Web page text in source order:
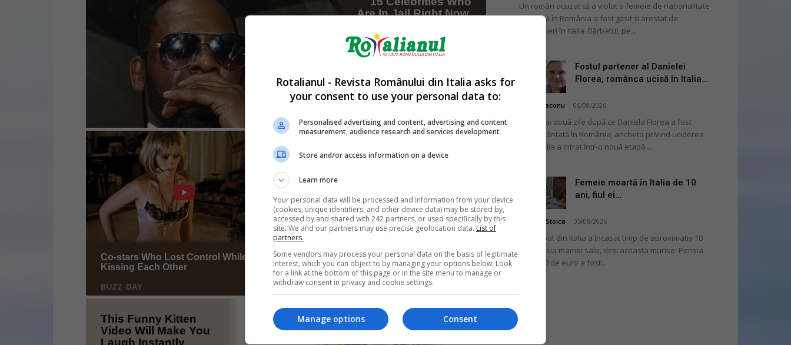
Un român acuzat că a violat o femeie de naționalitate
britanică în România a fost găsit și arestat de
carabinieri în Italia. Bărbatul, pe...
Fostul partener al Danielei
Florea, românca ucisă în Italia...
Mihai Diaconu 06/08/2026
La numai două zile după ce Daniela Florea a fost
înmormântată în România, ancheta privind uciderea
sa în Italia a intrat într-o nouă etapă....
Femeie moartă în Italia de 10
ani, fiul ei...
Daniela Stoica 05/08/2026
Un bărbat din Italia a încasat timp de aproximativ 10
ani pensia mamei sale, deși aceasta murise. Pensia
de 2.000 de euro a fost...
Rotalianul - Revista Românului din Italia asks for
your consent to use your personal data to:
Personalised advertising and content, advertising and content
measurement, audience research and services development
Store and/or access information on a device
Learn more
Your personal data will be processed and information from your device
(cookies, unique identifiers, and other device data) may be stored by,
accessed by and shared with 242 partners, or used specifically by this
site. We and our partners may use precise geolocation data. List of
partners.
Some vendors may process your personal data on the basis of legitimate
interest, which you can object to by managing your options below. Look
for a link at the bottom of this page or in the site menu to manage or
withdraw consent in privacy and cookie settings.
Consent
Manage options